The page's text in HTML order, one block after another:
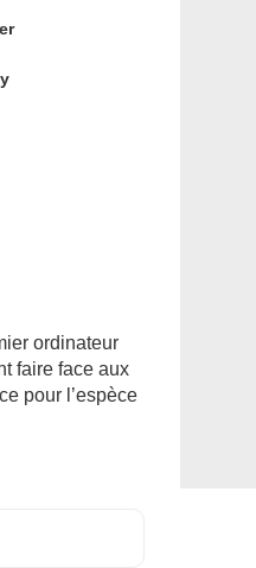
ordinateur
faire face aux
pour l’espèce